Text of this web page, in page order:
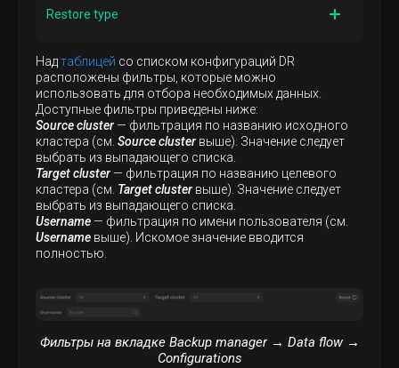
ниже
Restore type
Описание
Тип восстановления, выбранный принастройке
потока
Надтаблицей со списком конфигураций DR
расположены фильтры, которые можно
использовать для отбора необходимых данных.
Доступные фильтры приведены ниже:
Source cluster— фильтрация по названию исходного
кластера (см. Source cluster выше). Значение следует
выбрать из выпадающего списка.
Target cluster— фильтрация по названию целевого
кластера (см. Target cluster выше). Значение следует
выбрать из выпадающего списка.
Username— фильтрация по имени пользователя (см.
Username выше). Искомое значение вводится
полностью.
Фильтры на вкладке Backup manager → Data flow →
Configurations